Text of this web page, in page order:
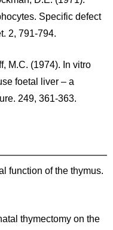
Specific defect
2, 791-794.
M.C. (1974). In vitro
foetal liver – a
249, 361-363.
function of the thymus.
thymectomy on the